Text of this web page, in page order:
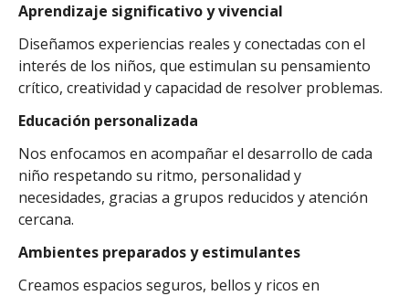
Aprendizaje significativo y vivencial
Diseñamos experiencias reales y conectadas con el
interés de los niños, que estimulan su pensamiento
crítico, creatividad y capacidad de resolver problemas.
Educación personalizada
Nos enfocamos en acompañar el desarrollo de cada
niño respetando su ritmo, personalidad y
necesidades, gracias a grupos reducidos y atención
cercana.
Ambientes preparados y estimulantes
Creamos espacios seguros, bellos y ricos en